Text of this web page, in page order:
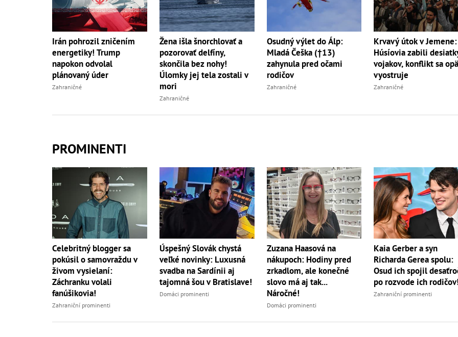
Irán pohrozil zničením
energetiky! Trump
napokon odvolal
plánovaný úder
Zahraničné
Žena išla šnorchlovať a
pozorovať delfíny,
skončila bez nohy!
Úlomky jej tela zostali v
mori
Zahraničné
Osudný výlet do Álp:
Mladá Češka (†13)
zahynula pred očami
rodičov
Zahraničné
Krvavý útok v Jemene:
Húsíovia zabili
vojakov, konflikt sa
vyostruje
Zahraničné
PROMINENTI
Celebritný blogger sa
pokúsil o samovraždu v
živom vysielaní:
Záchranku volali
fanúšikovia!
Zahraniční prominenti
Úspešný Slovák chystá
veľké novinky: Luxusná
svadba na Sardínii aj
tajomná šou v Bratislave!
Domáci prominenti
Zuzana Haasová na
nákupoch: Hodiny pred
zrkadlom, ale konečné
slovo má aj tak...
Náročné!
Domáci prominenti
Kaia Gerber a syn
Richarda Gerea spolu:
Osud ich spojil
po rozvode ich
Zahraniční prominenti